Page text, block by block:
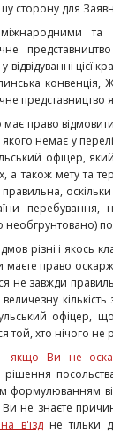
сторону для
та
у відвідуванні
конвенція,
представництво
має право
немає у
офіцер,
а також мету та
оскільки
перебування,
різні і якось
маєте право
не завжди
офіцер,
той, хто нічого не
якщо Ви не
формулюванням
не знаєте
в'їздне тільки